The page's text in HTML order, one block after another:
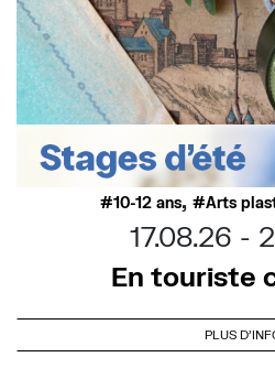
10-12 ans, Arts
17.08.26
En touriste
PLUS